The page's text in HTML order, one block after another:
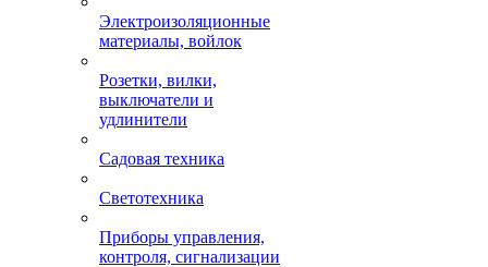
Электроизоляционные
материалы, войлок
Розетки, вилки,
выключатели и
удлинители
Садовая техника
Светотехника
Приборы управления,
контроля, сигнализации